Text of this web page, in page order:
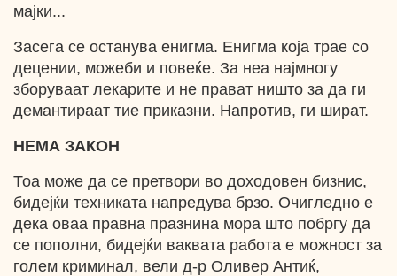
мајки...
Засега се останува енигма. Енигма која трае со
децении, можеби и повеќе. За неа најмногу
зборуваат лекарите и не прават ништо за да ги
демантираат тие приказни. Напротив, ги шират.
НЕМА ЗАКОН
Тоа може да се претвори во доходовен бизнис,
бидејќи техниката напредува брзо. Очигледно е
дека оваа правна празнина мора што побргу да
се пополни, бидејќи ваквата работа е можност за
голем криминал, вели д-р Оливер Антиќ,